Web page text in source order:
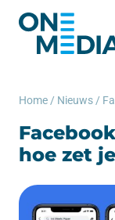
Home / Nieuws /
hoe zet